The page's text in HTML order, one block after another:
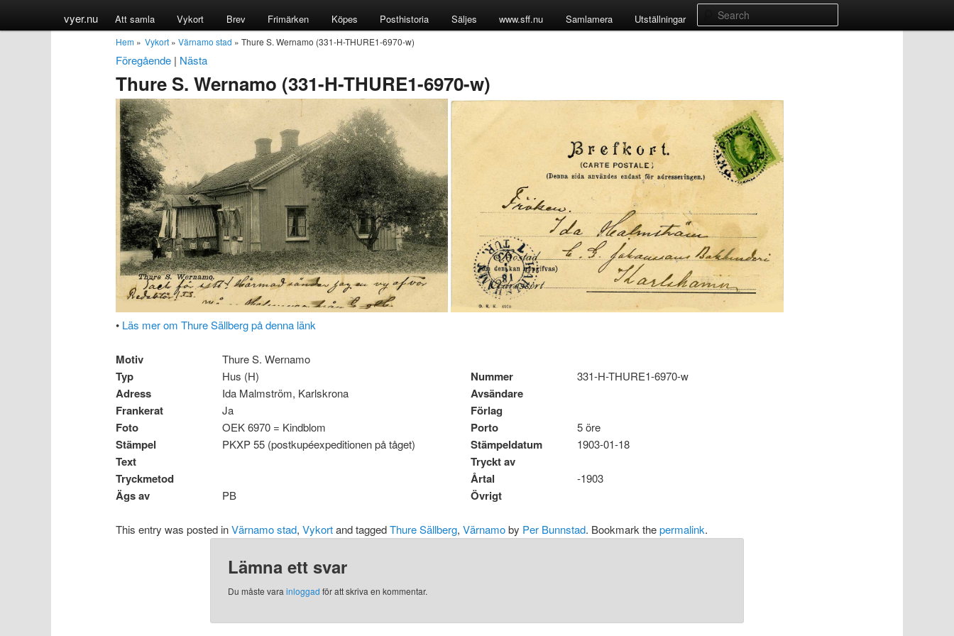
vyer.nu Att samla Vykort Brev Frimärken Köpes Posthistoria Säljes www.sff.nu Samlamera Utställningar Search
Hem » Vykort » Värnamo stad » Thure S. Wernamo (331-H-THURE1-6970-w)
Föregående | Nästa
Thure S. Wernamo (331-H-THURE1-6970-w)
• Läs mer om Thure Sällberg på denna länk
Motiv Thure S. Wernamo
Typ Hus (H) Nummer 331-H-THURE1-6970-w
Adress Ida Malmström, Karlskrona
Avsändare
Frankerat
Ja
Förlag
Foto
OEK 6970 = Kindblom Porto 5 öre
Stämpel PKXP 55 (postkupéexpeditionen på tåget) Stämpeldatum 1903-01-18
Text
Tryckt av
Tryckmetod
Årtal -1903
Ägs av PB Övrigt
This entry was posted inVärnamo stad, Vykortand taggedThure Sällberg, Värnamoby Per Bunnstad. Bookmark thepermalink.
Lämna ett svar
Du måste varainloggad för att skriva en kommentar.